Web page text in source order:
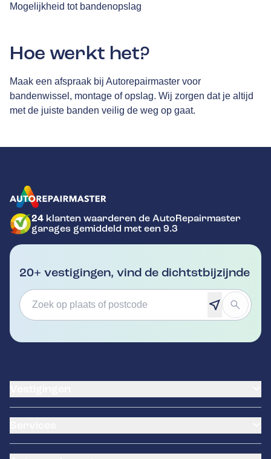
Mogelijkheid tot bandenopslag
Hoe werkt het?
Maak een afspraak bij Autorepairmaster voor
bandenwissel, montage of opslag. Wij zorgen dat je altijd
met de juiste banden veilig de weg op gaat.
GA NAAR DE HOMEPAGINA
24 klanten waarderen de AutoRepairmaster
garages gemiddeld met een 9.3
20+ vestigingen, vind de dichtstbijzijnde